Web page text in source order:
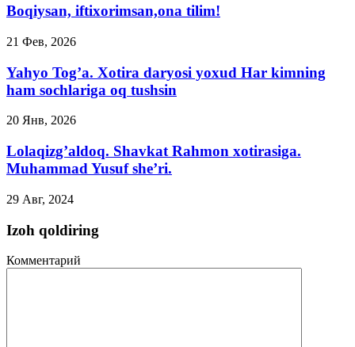
Boqiysan, iftixorimsan,ona tilim!
21 Фев, 2026
Yahyo Tog’a. Xotira daryosi yoxud Har kimning
ham sochlariga oq tushsin
20 Янв, 2026
Lolaqizg’aldoq. Shavkat Rahmon xotirasiga.
Muhammad Yusuf she’ri.
29 Авг, 2024
Izoh qoldiring
Комментарий